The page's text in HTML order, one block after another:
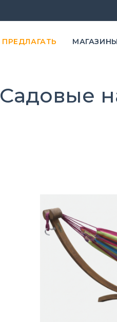
ПРЕДЛАГАТЬ MАГАЗИНЫ
Садовые